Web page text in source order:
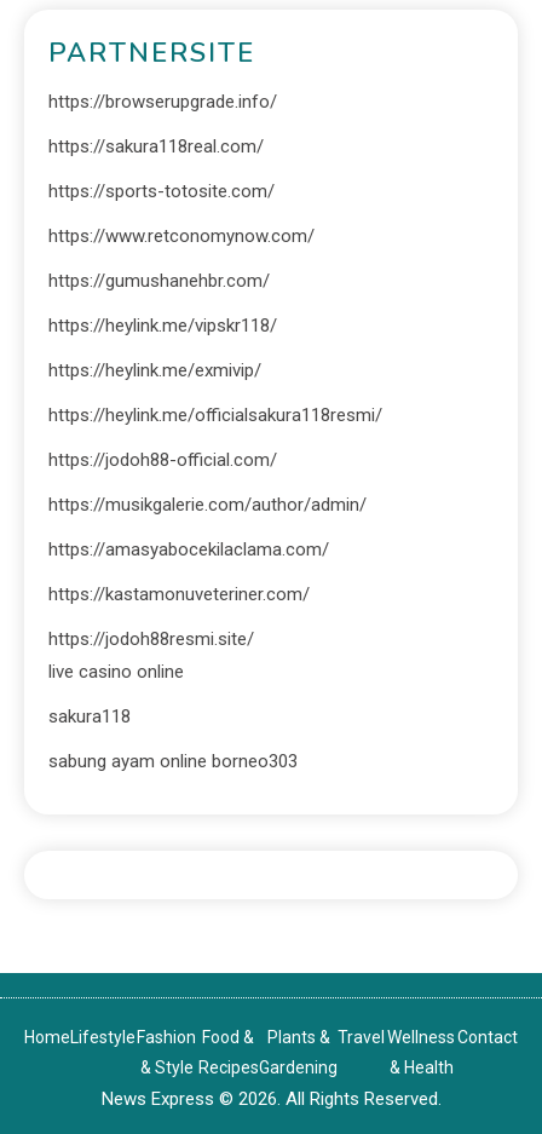
PARTNERSITE
https://browserupgrade.info/
https://sakura118real.com/
https://sports-totosite.com/
https://www.retconomynow.com/
https://gumushanehbr.com/
https://heylink.me/vipskr118/
https://heylink.me/exmivip/
https://heylink.me/officialsakura118resmi/
https://jodoh88-official.com/
https://musikgalerie.com/author/admin/
https://amasyabocekilaclama.com/
https://kastamonuveteriner.com/
https://jodoh88resmi.site/
live casino online
sakura118
sabung ayam online borneo303
HomeLifestyle Fashion
& Style
Food &
Recipes
Plants &
Gardening
Travel Wellness
& Health
Contact
News Express © 2026. All Rights Reserved.